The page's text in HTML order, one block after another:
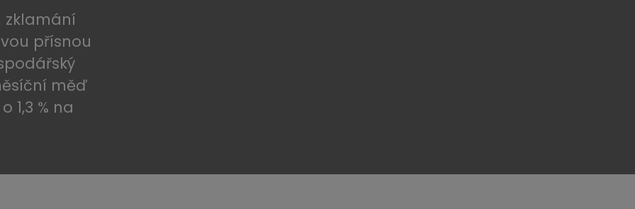
zklamání
přísnou
měď
1,3 % na